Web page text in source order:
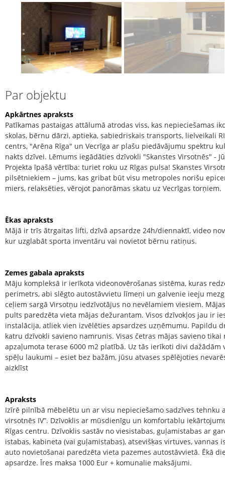
Par objektu
Apkārtnes apraksts
Patīkamas pastaigas attālumā atrodas viss, kas nepieciešamas
skolas, bērnu dārzi, aptieka, sabiedriskais transports, lielveikali
centrs, "Arēna Rīga" un Vecrīga ar plašu piedāvājumu spektru
nakts dzīvei. Lēmums iegādāties dzīvokli "Skanstes Virsotnēs" -
Projekta īpašā vērtība: turiet roku uz Rīgas pulsa! Skanstes
pilsētniekiem – jums, kas gribat būt visu metropoles norišu
miers, relaksēties, vērojot panorāmas skatu uz Vecrīgas torņiem.
Ēkas apraksts
Mājā ir trīs ātrgaitas lifti, dzīvā apsardze 24h/diennaktī, video
kur uzglabāt sporta inventāru vai novietot bērnu ratiņus.
Zemes gabala apraksts
Māju kompleksā ir ierīkota videonovērošanas sistēma, kuras
perimetrs, abi slēgto autostāvvietu līmeņi un galvenie ieeju
ceļiem sargā Virsotņu iedzīvotājus no nevēlamiem viesiem.
pults paredzēta vieta mājas dežurantam. Visos dzīvokļos jau ir
instalācija, atliek vien izvēlēties apsardzes uzņēmumu. Papildu
katru dzīvokli savieno namrunis. Visas četras mājas savieno
apzaļumota terase 6000 m2 platībā. Uz tās ierīkoti divi
spēļu laukumi – esiet bez bažām, jūsu atvases spēlējoties
aizklīst
Apraksts
Izīrē pilnībā mēbelētu un ar visu nepieciešamo sadzīves tehnku
virsotnēs IV”. Dzīvoklis ar mūsdienīgu un komfortablu
Rīgas centru. Dzīvoklis sastāv no viesistabas, guļamistabas ar
istabas, kabineta (vai guļamistabas), atsevišķas virtuves, vannas
auto novietošanai paredzēta vieta pazemes autostāvvietā. Ēkā
apsardze. Īres maksa 1000 Eur + komunalie maksājumi.